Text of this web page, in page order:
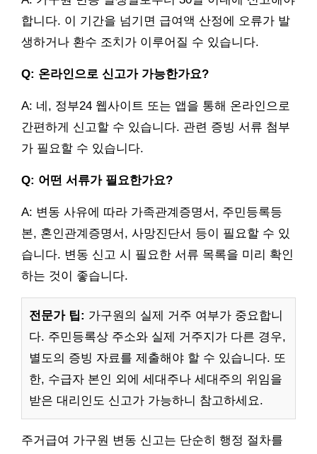
합니다. 이 기간을 넘기면 급여액 산정에 오류가 발
생하거나 환수 조치가 이루어질 수 있습니다.
Q: 온라인으로 신고가 가능한가요?
A: 네, 정부24 웹사이트 또는 앱을 통해 온라인으로
간편하게 신고할 수 있습니다. 관련 증빙 서류 첨부
가 필요할 수 있습니다.
Q: 어떤 서류가 필요한가요?
A: 변동 사유에 따라 가족관계증명서, 주민등록등
본, 혼인관계증명서, 사망진단서 등이 필요할 수 있
습니다. 변동 신고 시 필요한 서류 목록을 미리 확인
하는 것이 좋습니다.
전문가 팁: 가구원의 실제 거주 여부가 중요합니
다. 주민등록상 주소와 실제 거주지가 다른 경우,
별도의 증빙 자료를 제출해야 할 수 있습니다. 또
한, 수급자 본인 외에 세대주나 세대주의 위임을
받은 대리인도 신고가 가능하니 참고하세요.
주거급여 가구원 변동 신고는 단순히 행정 절차를